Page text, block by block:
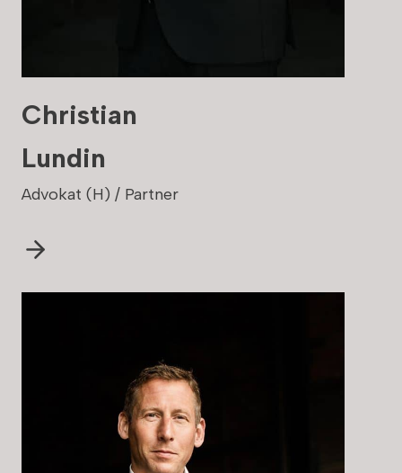
Christian
Lundin
Advokat (H) / Partner